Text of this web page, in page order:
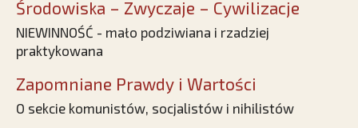
Środowiska – Zwyczaje – Cywilizacje
NIEWINNOŚĆ - mało podziwiana i rzadziej
praktykowana
Zapomniane Prawdy i Wartości
O sekcie komunistów, socjalistów i nihilistów